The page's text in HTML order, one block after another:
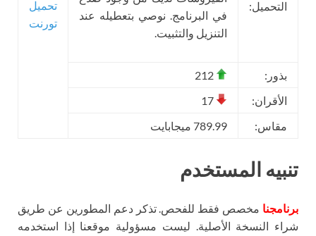
تحميل
تورنت
التحميل:
في البرنامج. نوصي بتعطيله عند
التنزيل والتثبيت.
بذور:
الأقران:
مقاس:
789.99 ميجابايت
تنبيه المستخدم
برنامجنا مخصص فقط للفحص. تذكر دعم المطورين عن طريق
شراء النسخة الأصلية. ليست مسؤولية موقعنا إذا استخدمه